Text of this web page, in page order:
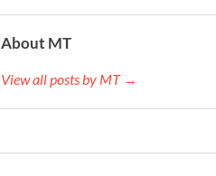
About MT
View all posts by MT →